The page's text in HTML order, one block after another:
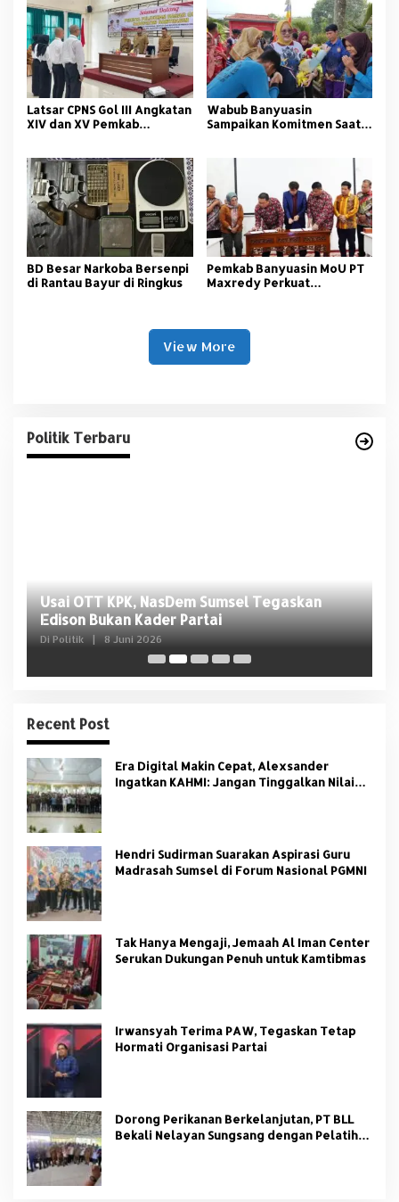
Tangkap
Latsar CPNS Gol III Angkatan
XIV dan XV Pemkab
Wabub Banyuasin
Sampaikan Komitmen Saat
BD Besar Narkoba Bersenpi
di Rantau Bayur di Ringkus
Pemkab Banyuasin MoU PT
Maxredy Perkuat
View More
Politik Terbaru
Usai OTT KPK, NasDem Sumsel Tegaskan
Edison Bukan Kader Partai
Di Politik 8 Juni 2026
Recent Post
Era Digital Makin Cepat, Alexsander
Ingatkan KAHMI: Jangan Tinggalkan Nilai
Hendri Sudirman Suarakan Aspirasi Guru
Madrasah Sumsel di Forum Nasional PGMNI
Tak Hanya Mengaji, Jemaah Al Iman Center
Serukan Dukungan Penuh untuk Kamtibmas
Irwansyah Terima PAW, Tegaskan Tetap
Hormati Organisasi Partai
Dorong Perikanan Berkelanjutan, PT BLL
Bekali Nelayan Sungsang dengan Pelatihan